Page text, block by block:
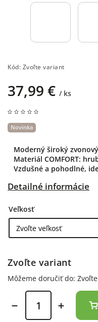
Kód: Zvoľte variant
37,99 € / ks
Novinka
Moderný široký
Materiál COMFORT:
Vzdušné a pohodlné,
Detailné informácie
Veľkosť
Zvoľte variant
Môžeme doručiť do: